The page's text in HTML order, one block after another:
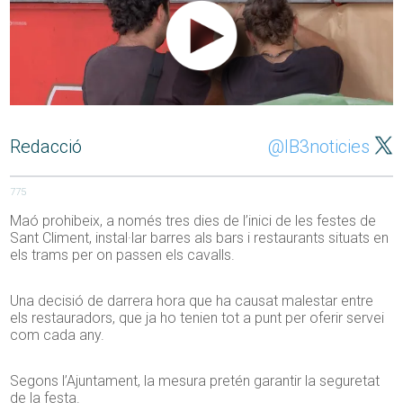
Redacció @IB3noticies
775
Maó prohibeix, a només tres dies de l’inici de les festes de
Sant Climent, instal·lar barres als bars i restaurants situats en
els trams per on passen els cavalls.
Una decisió de darrera hora que ha causat malestar entre
els restauradors, que ja ho tenien tot a punt per oferir servei
com cada any.
Segons l’Ajuntament, la mesura pretén garantir la seguretat
de la festa.